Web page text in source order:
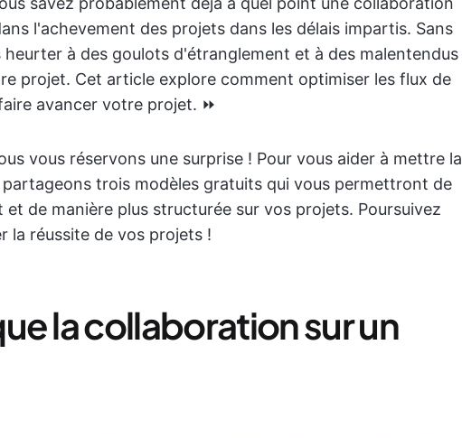
l'achevement des projets dans les délais impartis. Sans
heurter à des goulots d'étranglement et à des malentendus
projet. Cet article explore comment optimiser les flux de
avancer votre projet. ⏩
vous réservons une surprise ! Pour vous aider à mettre la
trois modèles gratuits qui vous permettront de
de manière plus structurée sur vos projets. Poursuivez
la réussite de vos projets !
la collaboration sur un